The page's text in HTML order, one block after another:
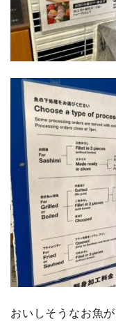
おいしそうなお魚